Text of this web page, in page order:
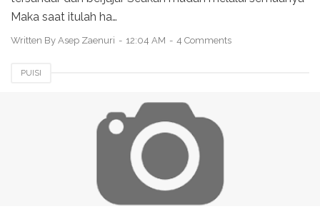
Maka saat itulah ha…
Written By Asep Zaenuri 12:04 AM 4 Comments
PUISI